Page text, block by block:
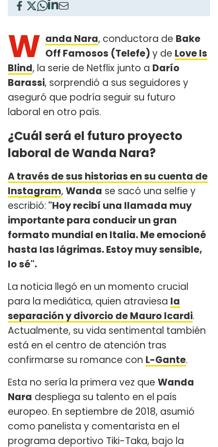
W anda Nara, conductora de Bake
Off Famosos (Telefe)y de Love Is
Blind, la serie de Netflix junto a Darío
Barassi, sorprendió a sus seguidores y
aseguró que podría seguir su futuro
laboral en otro país.
¿Cuál será el futuro proyecto
laboral de Wanda Nara?
A través de sus historias en su cuenta de
Instagram, Wanda se sacó una selfie y
escribió: "Hoy recibí una llamada muy
importante para conducir un gran
formato mundial en Italia. Me emocioné
hasta las lágrimas. Estoy muy sensible,
lo sé".
La noticia llegó en un momento crucial
para la mediática, quien atraviesa la
separación y divorcio de Mauro Icardi.
Actualmente, su vida sentimental también
está en el centro de atención tras
confirmarse su romance con L-Gante.
Esta no sería la primera vez que Wanda
Nara despliega su talento en el país
europeo. En septiembre de 2018, asumió
como panelista y comentarista en el
programa deportivo Tiki-Taka, bajo la